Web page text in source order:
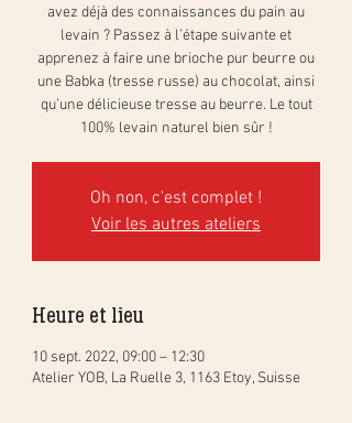
avez déjà des connaissances du pain au
levain ? Passez à l’étape suivante et
apprenez à faire une brioche pur beurre ou
une Babka (tresse russe) au chocolat, ainsi
qu’une délicieuse tresse au beurre. Le tout
100% levain naturel bien sûr !
Oh non, c'est complet !
Voir les autres ateliers
Heure et lieu
10 sept. 2022, 09:00 – 12:30
Atelier YOB, La Ruelle 3, 1163 Etoy, Suisse